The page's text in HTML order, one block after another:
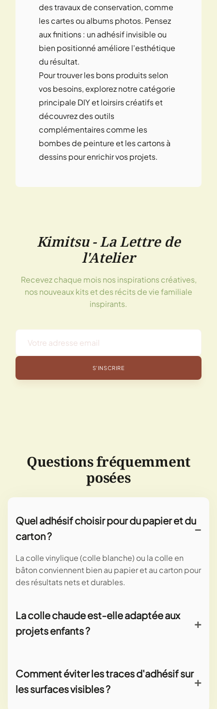
des travaux de conservation, comme
les cartes ou albums photos. Pensez
aux finitions : un adhésif invisible ou
bien positionné améliore l'esthétique
du résultat.
Pour trouver les bons produits selon
vos besoins, explorez notre catégorie
principale DIY et loirsirs créatifs et
découvrez des outils
complémentaires comme les
bombes de peinture et les cartons à
dessins pour enrichir vos projets.
Kimitsu - La Lettre de
l'Atelier
Recevez chaque mois nos inspirations créatives,
nos nouveaux kits et des récits de vie familiale
inspirants.
S'INSCRIRE
Questions fréquemment
posées
Quel adhésif choisir pour du papier et du
carton ?
La colle vinylique (colle blanche) ou la colle en
bâton conviennent bien au papier et au carton pour
des résultats nets et durables.
La colle chaude est-elle adaptée aux
projets enfants ?
pour éviter les brûlures.
Comment éviter les traces d'adhésif sur
les surfaces visibles ?